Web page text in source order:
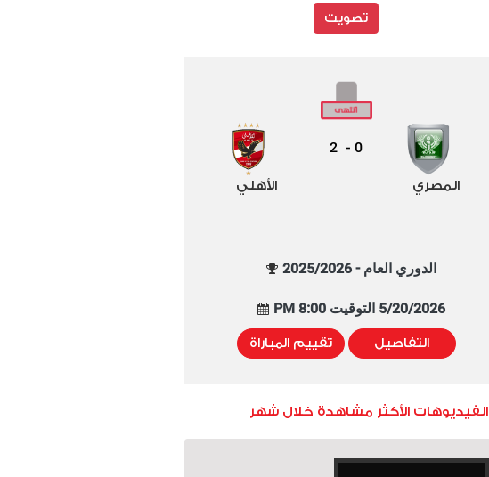
تصويت
المصري
0
-
2
الأهلي
الدوري العام - 2025/2026
5/20/2026 التوقيت 8:00 PM
التفاصيل تقييم المباراة
الفيديوهات الأكثر مشاهدة خلال شهر